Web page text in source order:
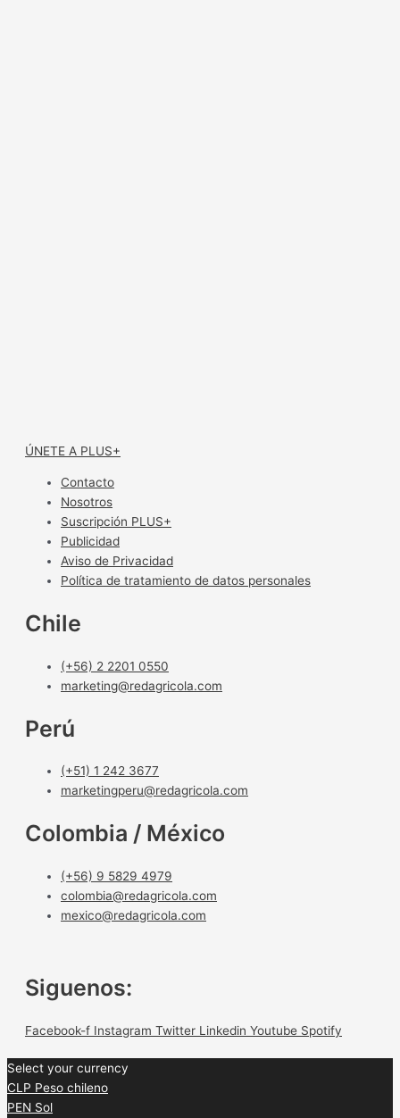
ÚNETE A PLUS+
Contacto
Nosotros
Suscripción PLUS+
Publicidad
Aviso de Privacidad
Política de tratamiento de datos personales
Chile
(+56) 2 2201 0550
marketing@redagricola.com
Perú
(+51) 1 242 3677
marketingperu@redagricola.com
Colombia / México
(+56) 9 5829 4979
colombia@redagricola.com
mexico@redagricola.com
Siguenos:
Facebook-f Instagram Twitter Linkedin Youtube Spotify
Select your currency
CLP Peso chileno
PEN Sol